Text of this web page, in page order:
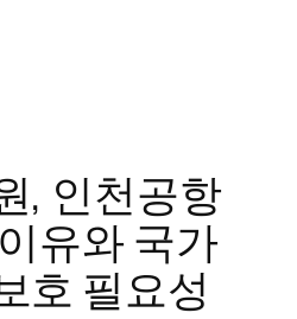
, 인천공항
유와 국가
호 필요성